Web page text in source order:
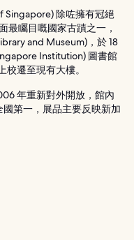
Singapore) 除咗擁有冠絕
最矚目嘅國家古蹟之一，
and Museum)，於 18
Institution) 圖書館
校遷至現有大樓。
年重新對外開放，館內
第一，展品主要反映新加